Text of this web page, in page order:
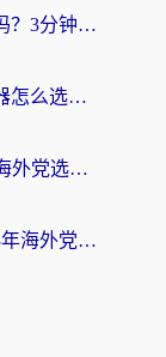
海外党必看：迅游和老王好用吗？3分钟选对加速国内网络的加速器
海外党必看：类似归雁的加速器怎么选？一篇搞定无缝访问国内资源
斧牛和极速穿梭VPN哪个好？海外党选回国加速器必看的真实对比与避坑指南
北美回国无缝访问国内资源：3年海外党亲测的加速器选择指南